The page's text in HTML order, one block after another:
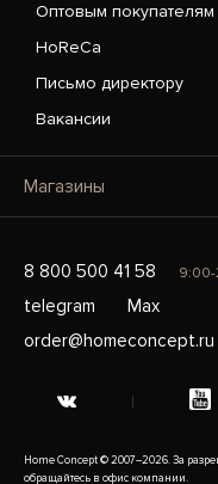
Оптовым покупателям
HoReCa
Письмо директору
Вакансии
Магазины
8 800 500 41 58 9:00-
telegram
Max
order@homeconcept.ru
Home Concept © 2007–2026. За
обращайтесь в офис компании.